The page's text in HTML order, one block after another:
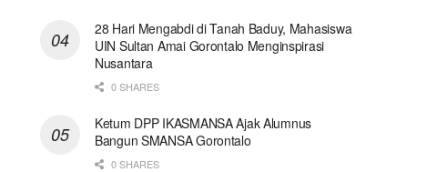
28 Hari Mengabdi di Tanah Baduy, Mahasiswa
UIN Sultan Amai Gorontalo Menginspirasi
Nusantara
0 SHARES
Ketum DPP IKASMANSA Ajak Alumnus
Bangun SMANSA Gorontalo
0 SHARES